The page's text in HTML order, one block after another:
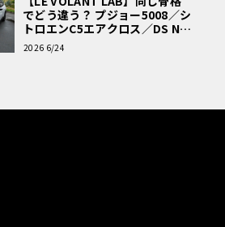
でどう違う？ プジョー5008／シ
トロエンC5エアクロス／DS Nº4
読者一気乗りレポート
2026 6/24